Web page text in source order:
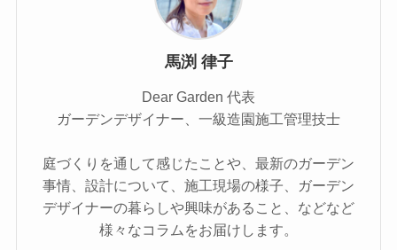
馬渕 律子
Dear Garden 代表
ガーデンデザイナー、一級造園施工管理技士
庭づくりを通して感じたことや、最新のガーデン
事情、設計について、施工現場の様子、ガーデン
デザイナーの暮らしや興味があること、などなど
様々なコラムをお届けします。